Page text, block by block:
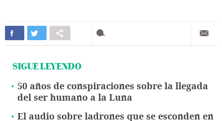
SIGUE LEYENDO
50 años de conspiraciones sobre la llegada
del ser humano a la Luna
El audio sobre ladrones que se esconden en